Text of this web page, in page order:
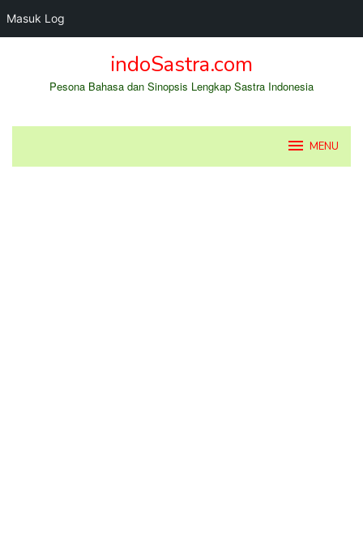
Masuk Log
indoSastra.com
Pesona Bahasa dan Sinopsis Lengkap Sastra Indonesia
MENU